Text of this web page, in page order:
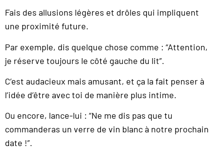
Fais des allusions légères et drôles qui impliquent
une proximité future.
Par exemple, dis quelque chose comme : “Attention,
je réserve toujours le côté gauche du lit”.
C’est audacieux mais amusant, et ça la fait penser à
l’idée d’être avec toi de manière plus intime.
Ou encore, lance-lui : “Ne me dis pas que tu
commanderas un verre de vin blanc à notre prochain
date !”.